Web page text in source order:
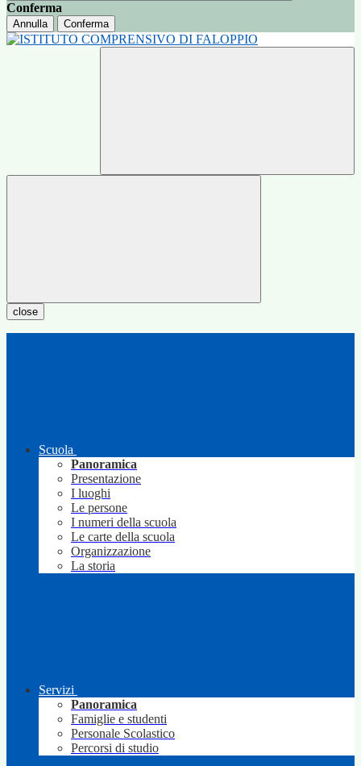
Conferma
Annulla Conferma
close
Scuola
Panoramica
Presentazione
I luoghi
Le persone
I numeri della scuola
Le carte della scuola
Organizzazione
La storia
Servizi
Panoramica
Famiglie e studenti
Personale Scolastico
Percorsi di studio